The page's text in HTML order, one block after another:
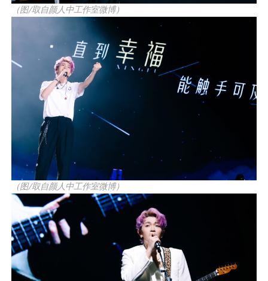
（图/取自颜人中工作室微博）
（图/取自颜人中工作室微博）